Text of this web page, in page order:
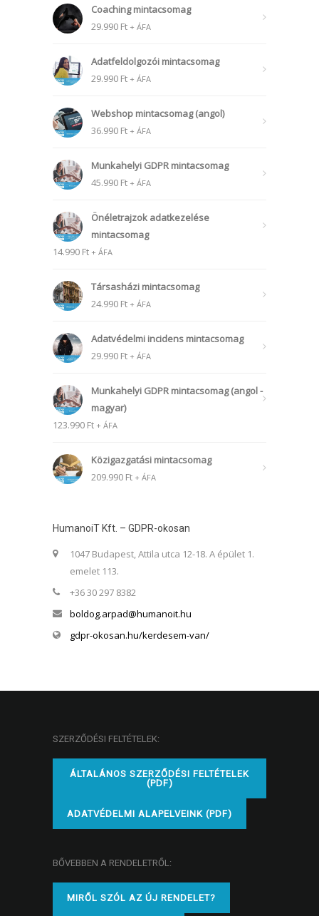
Coaching mintacsomag
29.990 Ft + ÁFA
Adatfeldolgozói mintacsomag
29.990 Ft + ÁFA
Webshop mintacsomag (angol)
36.990 Ft + ÁFA
Munkahelyi GDPR mintacsomag
45.990 Ft + ÁFA
Önéletrajzok adatkezelése
mintacsomag
14.990 Ft + ÁFA
Társasházi mintacsomag
24.990 Ft + ÁFA
Adatvédelmi incidens mintacsomag
29.990 Ft + ÁFA
Munkahelyi GDPR mintacsomag (angol -
magyar)
123.990 Ft + ÁFA
Közigazgatási mintacsomag
209.990 Ft + ÁFA
HumanoiT Kft. – GDPR-okosan
1047 Budapest, Attila utca 12-18. A épület 1.
emelet 113.
+36 30 297 8382
boldog.arpad@humanoit.hu
gdpr-okosan.hu/kerdesem-van/
SZERZŐDÉSI FELTÉTELEK:
ÁLTALÁNOS SZERZŐDÉSI FELTÉTELEK
(PDF)
ADATVÉDELMI ALAPELVEINK (PDF)
BŐVEBBEN A RENDELETRŐL:
MIRŐL SZÓL AZ ÚJ RENDELET?